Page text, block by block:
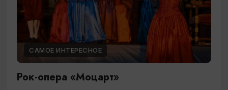
САМОЕ ИНТЕРЕСНОЕ
Рок-опера «Моцарт»